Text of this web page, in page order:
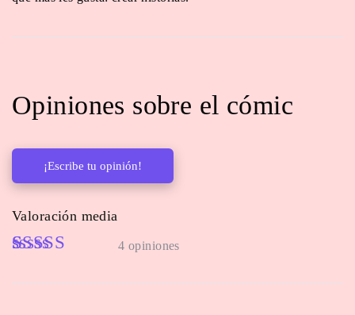
Opiniones sobre el cómic
¡Escribe tu opinión!
Valoración media
out of 5
4 opiniones